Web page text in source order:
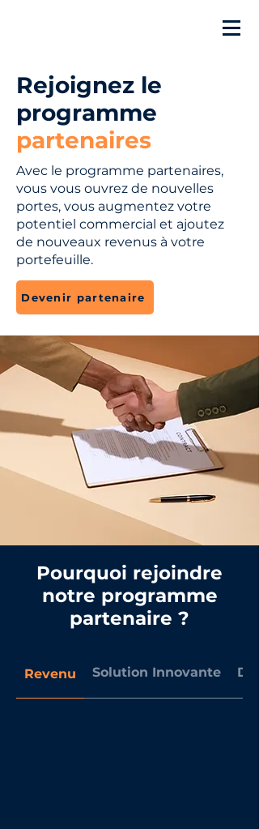
Rejoignez le
programme
partenaires
Avec le programme partenaires,
vous vous ouvrez de nouvelles
portes, vous augmentez votre
potentiel commercial et ajoutez
de nouveaux revenus à votre
portefeuille.
Devenir partenaire
Pourquoi rejoindre
notre programme
partenaire ?
Revenu Solution Innovante